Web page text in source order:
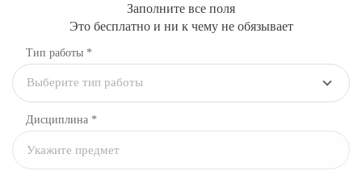
Заполните все поля
Это бесплатно и ни к чему не обязывает
Тип работы *
Выберите тип работы
Дисциплина *